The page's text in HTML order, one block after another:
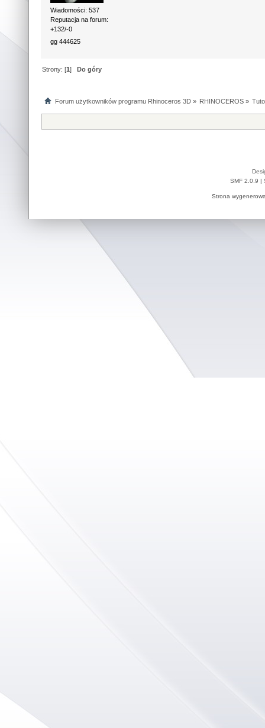
Wiadomości: 537
Reputacja na forum:
+132/-0
gg 444625
Strony: [1]Do góry
Forum użytkowników programu Rhinoceros 3D» RHINOCEROS»
SMF 2.0.9 |
Strona